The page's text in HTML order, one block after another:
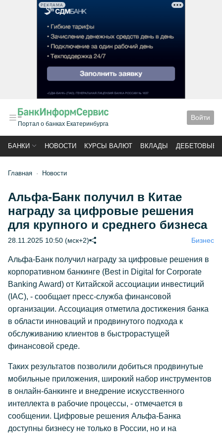
РЕКЛАМА
Портал о банках Екатеринбурга
Войти
БАНКИ НОВОСТИ КУРСЫ ВАЛЮТ ВКЛАДЫ ДЕБЕТОВЫЕ
Главная Новости
Альфа-Банк получил в Китае
награду за цифровые решения
для крупного и среднего бизнеса
28.11.2025 10:50 (мск+2) Бизнес
Альфа-Банк получил награду за цифровые решения в
корпоративном банкинге (Best in Digital for Corporate
Banking Award) от Китайской ассоциации инвестиций
(IAC), - сообщает пресс-служба финансовой
организации. Ассоциация отметила достижения банка
в области инноваций и продвинутого подхода к
обслуживанию клиентов в быстрорастущей
финансовой среде.
Таких результатов позволили добиться продвинутые
мобильные приложения, широкий набор инструментов
в онлайн-банкинге и внедрение искусственного
интеллекта в рабочие процессы, - отмечается в
сообщении. Цифровые решения Альфа-Банка
доступны бизнесу не только в России, но и на